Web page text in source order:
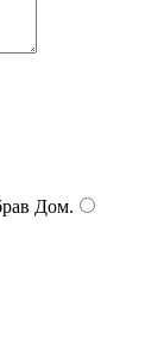
Дом.